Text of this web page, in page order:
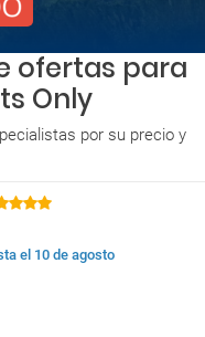
ofertas para
Only
por su precio y
el 10 de agosto